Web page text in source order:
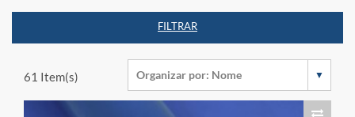
FILTRAR
61 Item(s)